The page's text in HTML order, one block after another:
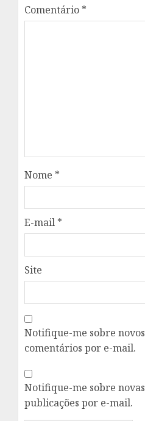
Comentário *
Nome *
E-mail *
Site
Notifique-me sobre novos
comentários por e-mail.
Notifique-me sobre novas
publicações por e-mail.